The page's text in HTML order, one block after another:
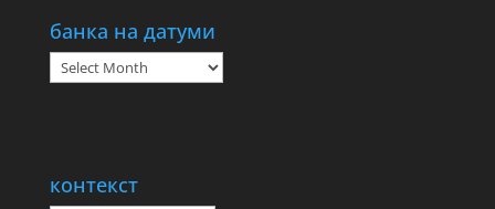
банка на датуми
банка
на
контекст